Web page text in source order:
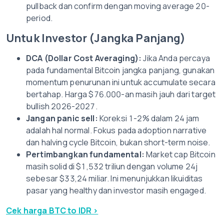
pullback dan confirm dengan moving average 20-
period.
Untuk Investor (Jangka Panjang)
DCA (Dollar Cost Averaging): Jika Anda percaya
pada fundamental Bitcoin jangka panjang, gunakan
momentum penurunan ini untuk accumulate secara
bertahap. Harga $76.000-an masih jauh dari target
bullish 2026-2027.
Jangan panic sell: Koreksi 1-2% dalam 24 jam
adalah hal normal. Fokus pada adoption narrative
dan halving cycle Bitcoin, bukan short-term noise.
Pertimbangkan fundamental: Market cap Bitcoin
masih solid di $1,532 triliun dengan volume 24j
sebesar $33,24 miliar. Ini menunjukkan likuiditas
pasar yang healthy dan investor masih engaged.
Cek harga BTC to IDR >